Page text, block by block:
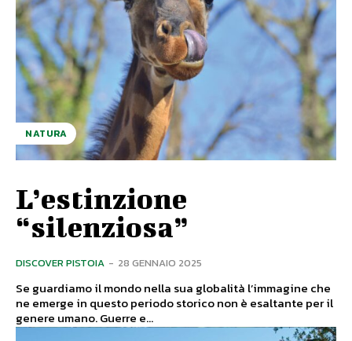
NATURA
L’estinzione
“silenziosa”
DISCOVER PISTOIA - 28 GENNAIO 2025
Se guardiamo il mondo nella sua globalità l’immagine che
ne emerge in questo periodo storico non è esaltante per il
genere umano. Guerre e...